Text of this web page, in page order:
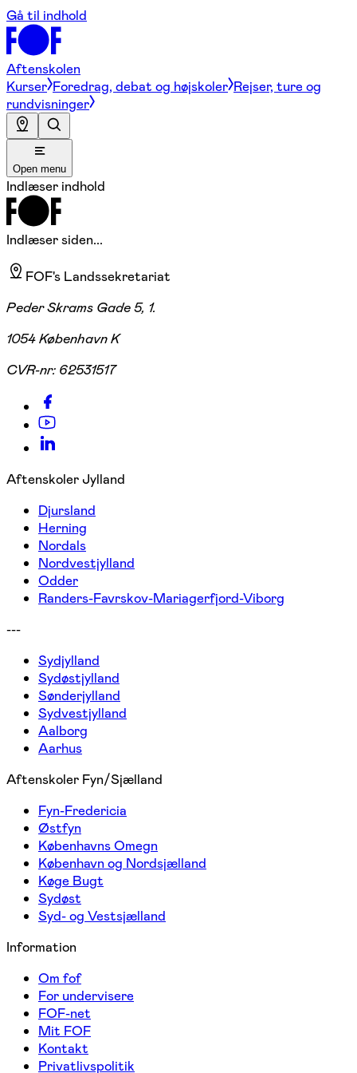
Gå til indhold
Aftenskolen
Kurser Foredrag, debat og højskoler Rejser, ture og
rundvisninger
Open menu
Indlæser indhold
Indlæser siden...
FOF's Landssekretariat
Peder Skrams Gade 5, 1.
1054 København K
CVR-nr: 62531517
Aftenskoler Jylland
Djursland
Herning
Nordals
Nordvestjylland
Odder
Randers-Favrskov-Mariagerfjord-Viborg
---
Sydjylland
Sydøstjylland
Sønderjylland
Sydvestjylland
Aalborg
Aarhus
Aftenskoler Fyn/Sjælland
Fyn-Fredericia
Østfyn
Københavns Omegn
København og Nordsjælland
Køge Bugt
Sydøst
Syd- og Vestsjælland
Information
Om fof
For undervisere
FOF-net
Mit FOF
Kontakt
Privatlivspolitik